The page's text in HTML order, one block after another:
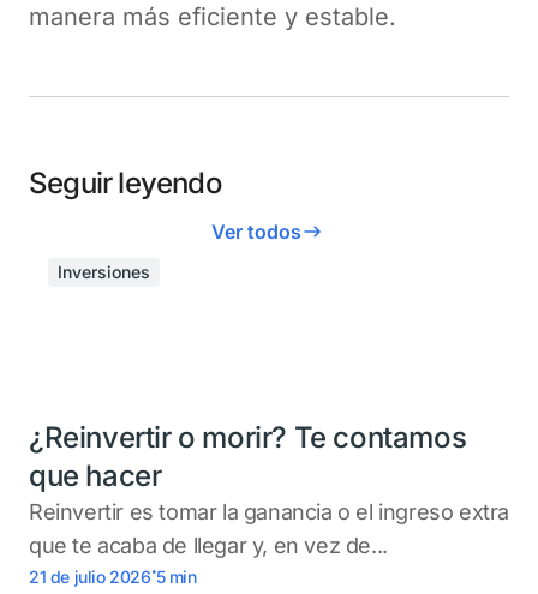
manera más eficiente y estable.
Seguir leyendo
Ver todos
Inversiones
¿Reinvertir o morir? Te contamos
que hacer
Reinvertir es tomar la ganancia o el ingreso extra
que te acaba de llegar y, en vez de...
21 de julio 2026.5 min